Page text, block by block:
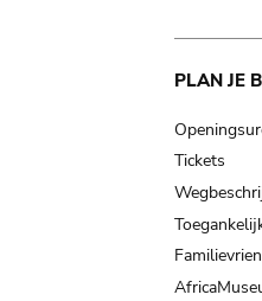
PLAN JE
Tickets